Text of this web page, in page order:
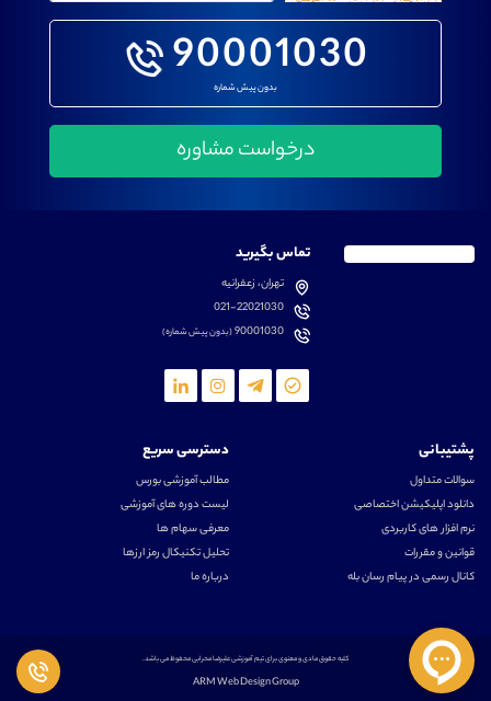
90001030
بدون پیش شماره
تماس بگیرید
تهران، زعفرانیه
021-22021030
90001030(بدون پیش شماره)
پشتیبانی
سوالات متداول
دانلود اپلیکیشن اختصاصی
نرم افزار های کاربردی
قوانین و مقررات
کانال رسمی در پیام رسان بله
دسترسی سریع
مطالب آموزشی بورس
لیست دوره های آموزشی
معرفی سهام ها
تحلیل تکنیکال رمز ارزها
درباره ما
کلیه حقوق مادی و معنوی برای تیم آموزشی علیرضا محرابی محفوظ می باشد.
ARM Web Design Group